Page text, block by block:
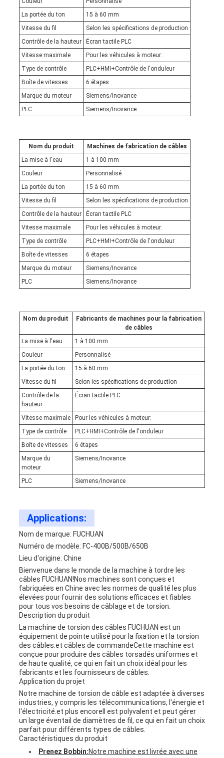
La portée du ton
15 à 60 mm
Vitesse du fil
Selon les spécifications de production
Contrôle de la hauteur
Écran tactile PLC
Vitesse maximale
Pour les véhicules à moteur:
Type de contrôle
PLC+HMI+Contrôle de l'onduleur
Boîte de vitesses
6 étapes
Marque du moteur
Siemens/Inovance
PLC
Siemens/Inovance
Nom du produit
Machines de fabrication de câbles
La mise à l'eau
1 à 100 mm
Couleur
Personnalisé
La portée du ton
15 à 60 mm
Vitesse du fil
Selon les spécifications de production
Contrôle de la hauteur
Écran tactile PLC
Vitesse maximale
Pour les véhicules à moteur:
Type de contrôle
PLC+HMI+Contrôle de l'onduleur
Boîte de vitesses
6 étapes
Marque du moteur
Siemens/Inovance
PLC
Siemens/Inovance
Nom du produit
Fabricants de machines pour la fabrication
de câbles
La mise à l'eau
1 à 100 mm
Couleur
Personnalisé
La portée du ton
15 à 60 mm
Vitesse du fil
Selon les spécifications de production
Contrôle de la
hauteur
Écran tactile PLC
Vitesse maximale
Pour les véhicules à moteur:
Type de contrôle
PLC+HMI+Contrôle de l'onduleur
Boîte de vitesses
6 étapes
Marque du
moteur
Siemens/Inovance
PLC Siemens/Inovance
Applications:
Nom de marque: FUCHUAN
Numéro de modèle: FC-400B/500B/650B
Lieu d'origine: Chine
Bienvenue dans le monde de la machine à tordre les
câbles FUCHUAN!Nos machines sont conçues et
fabriquées en Chine avec les normes de qualité les plus
élevées pour fournir des solutions efficaces et fiables
pour tous vos besoins de câblage et de torsion.
Description du produit
La machine de torsion des câbles FUCHUAN est un
équipement de pointe utilisé pour la fixation et la torsion
des câbles.et câbles de commandeCette machine est
conçue pour produire des câbles torsadés uniformes et
de haute qualité, ce qui en fait un choix idéal pour les
fabricants et les fournisseurs de câbles.
Application du projet
Notre machine de torsion de câble est adaptée à diverses
industries, y compris les télécommunications, l'énergie et
l'électricité.et plus encoreIl est polyvalent et peut gérer
un large éventail de diamètres de fil, ce qui en fait un choix
parfait pour différents types de câbles.
Caractéristiques du produit
Prenez Bobbin:Notre machine est livrée avec une